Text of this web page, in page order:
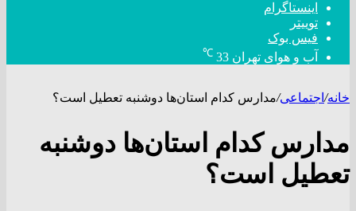
اینستاگرام
توییتر
فیس بوک
آب و هوای تهران 33
℃
خانه/ اجتماعی/مدارس کدام استان‌ها دوشنبه تعطیل است؟
مدارس کدام استان‌ها دوشنبه
تعطیل است؟